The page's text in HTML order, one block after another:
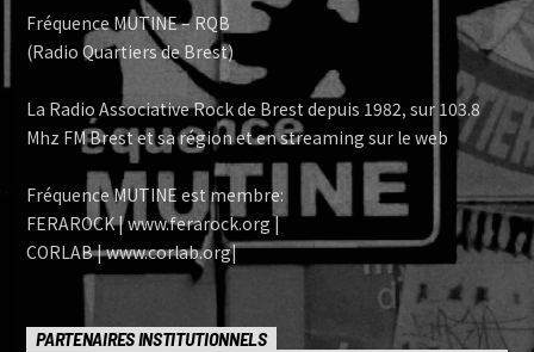
Fréquence MUTINE – RQB
(Radio Quartiers de Brest)
La Radio Associative Rock de Brest depuis 1982, sur 103.8
Mhz FM Brest et sa région et en streaming sur le web
Fréquence MUTINE est membre:
FERAROCK | www.ferarock.org |
CORLAB | www.corlab.org|
PARTENAIRES INSTITUTIONNELS